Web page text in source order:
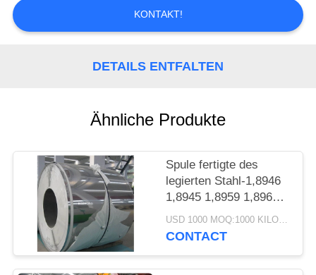
FORDERN
SIE
PRIVACY
POLICY
KONTAKT!
DETAILS ENTFALTEN
Ähnliche Produkte
Spule fertigte des
legierten Stahl-1,8946
1,8945 1,8959 1,8965
das beständige
Längen-Wetter
USD 1000 MOQ:1000 KILOGRAMM
CONTACT